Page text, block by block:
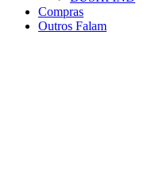
Compras
Outros Falam